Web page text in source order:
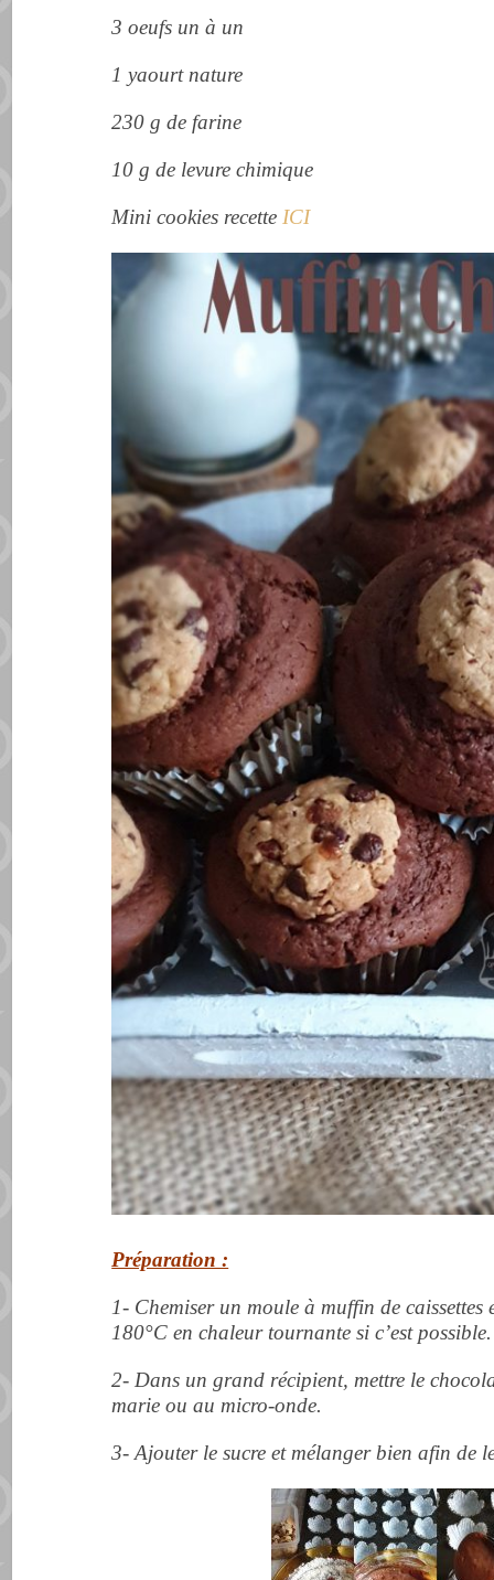
3 oeufs un à un
1 yaourt nature
230 g de farine
10 g de levure chimique
Mini cookies recetteICI
Préparation :
1- Chemiser un moule à muffin de
180°C en chaleur tournante si c’est possible.
2- Dans un grand récipient, mettre le
marie ou au micro-onde.
3- Ajouter le sucre etmélangerbien afin de